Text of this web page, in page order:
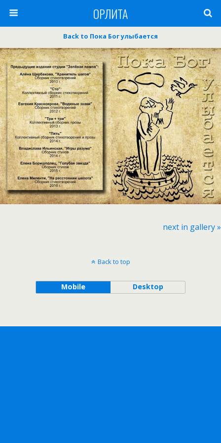
ОРЛИТА
Back to Пока Бог улыбается
next in gallery »
Back to top
Mobile Desktop